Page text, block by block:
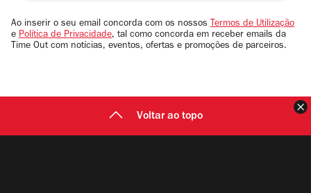
email
Ao inserir o seu email concorda com os nossos Termos de Utilização
e Política de Privacidade, tal como concorda em receber emails da
Time Out com notícias, eventos, ofertas e promoções de parceiros.
Voltar ao topo